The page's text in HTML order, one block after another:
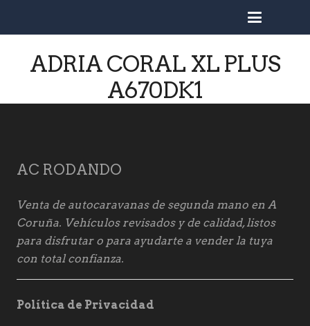
ADRIA CORAL XL PLUS
A670DK1
AC RODANDO
Venta de autocaravanas de segunda mano en A
Coruña. Vehículos revisados y de calidad, listos
para disfrutar o para ayudarte a vender la tuya
con total confianza.
Política de Privacidad